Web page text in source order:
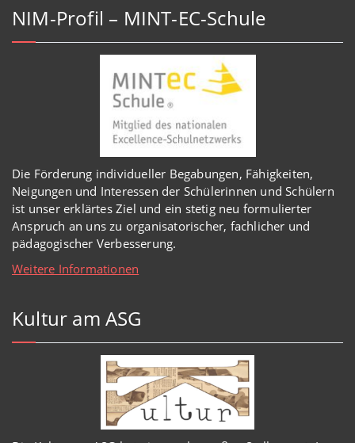
NIM-Profil – MINT-EC-Schule
Die Förderung individueller Begabungen, Fähigkeiten,
Neigungen und Interessen der Schülerinnen und Schülern
ist unser erklärtes Ziel und ein stetig neu formulierter
Anspruch an uns zu organisatorischer, fachlicher und
pädagogischer Verbesserung.
Weitere Informationen
Kultur am ASG